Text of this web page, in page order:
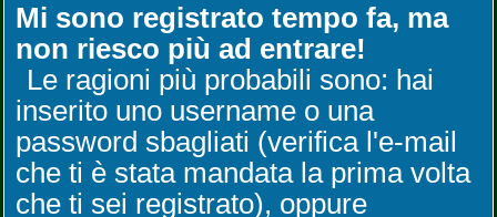
Mi sono registrato tempo fa, ma
non riesco più ad entrare!
Le ragioni più probabili sono: hai
inserito uno username o una
password sbagliati (verifica l'e-mail
che ti è stata mandata la prima volta
che ti sei registrato), oppure